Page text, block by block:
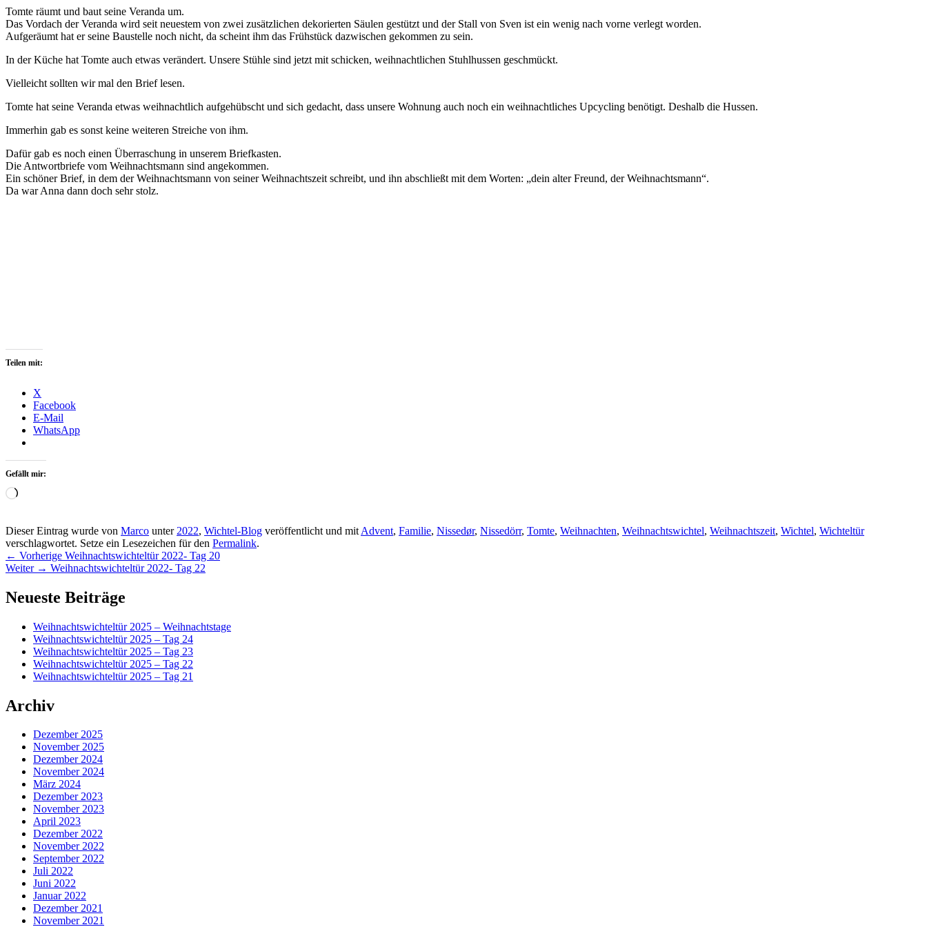
Tomte räumt und baut seine Veranda um.
Das Vordach der Veranda wird seit neuestem von zwei zusätzlichen dekorierten Säulen gestützt und der Stall von Sven ist ein wenig nach vorne verlegt worden.
Aufgeräumt hat er seine Baustelle noch nicht, da scheint ihm das Frühstück dazwischen gekommen zu sein.
In der Küche hat Tomte auch etwas verändert. Unsere Stühle sind jetzt mit schicken, weihnachtlichen Stuhlhussen geschmückt.
Vielleicht sollten wir mal den Brief lesen.
Tomte hat seine Veranda etwas weihnachtlich aufgehübscht und sich gedacht, dass unsere Wohnung auch noch ein weihnachtliches Upcycling benötigt. Deshalb die Hussen.
Immerhin gab es sonst keine weiteren Streiche von ihm.
Dafür gab es noch einen Überraschung in unserem Briefkasten.
Die Antwortbriefe vom Weihnachtsmann sind angekommen.
Ein schöner Brief, in dem der Weihnachtsmann von seiner Weihnachtszeit schreibt, und ihn abschließt mit dem Worten: „dein alter Freund, der Weihnachtsmann“.
Da war Anna dann doch sehr stolz.
Teilen mit:
X
Facebook
E-Mail
WhatsApp
Gefällt mir:
Wird
Dieser Eintrag wurde von Marco unter 2022, Wichtel-Blog veröffentlicht und mit Advent, Familie, Nissedør, Nissedörr, Tomte, Weihnachten, Weihnachtswichtel, Weihnachtszeit, Wichtel, Wichteltür
verschlagwortet. Setze ein Lesezeichen für den Permalink.
Beitragsnavigation
← Vorherige Vorheriger
Beitrag:
Weihnachtswichteltür 2022- Tag 20
Weiter → Nächster
Weihnachtswichteltür 2022- Tag 22
Primärer
Widgetbereich
Neueste Beiträge
Weihnachtswichteltür 2025 – Weihnachtstage
Weihnachtswichteltür 2025 – Tag 24
Weihnachtswichteltür 2025 – Tag 23
Weihnachtswichteltür 2025 – Tag 22
Weihnachtswichteltür 2025 – Tag 21
Archiv
Dezember 2025
November 2025
Dezember 2024
November 2024
März 2024
Dezember 2023
November 2023
April 2023
Dezember 2022
November 2022
September 2022
Juli 2022
Juni 2022
Januar 2022
Dezember 2021
November 2021